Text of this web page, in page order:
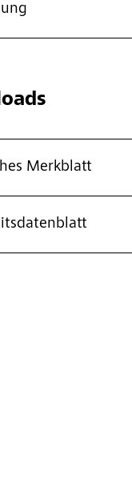
Merkblatt